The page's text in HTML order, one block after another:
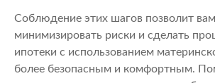
Соблюдение этих шагов позволит вам
минимизировать риски и сделать
ипотеки с использованием
более безопасным и комфортным.